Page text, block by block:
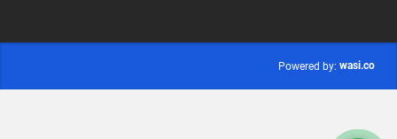
Powered by: wasi.co